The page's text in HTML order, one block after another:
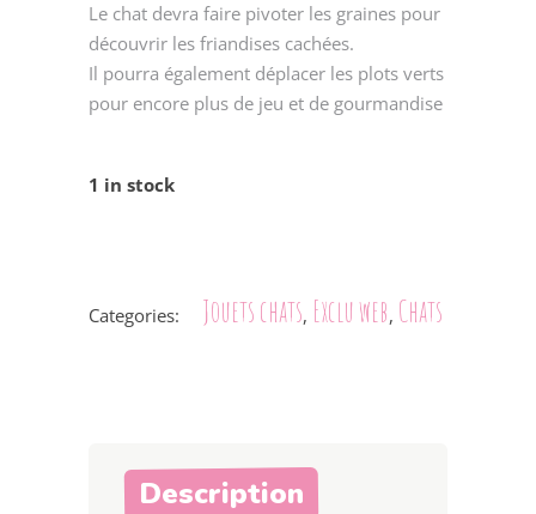
Le chat devra faire pivoter les graines pour
découvrir les friandises cachées.
Il pourra également déplacer les plots verts
pour encore plus de jeu et de gourmandise
1 in stock
Categories: Jouets chats, Exclu web, Chats
Description